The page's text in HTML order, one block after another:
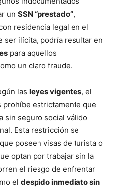
un SSN “prestado”,
residencia legal en el
ser ilícita, podría resultar en
para aquellos
un claro fraude.
las leyes vigentes, el
prohíbe estrictamente que
sin seguro social válido
Esta restricción se
poseen visas de turista o
optan por trabajar sin la
el riesgo de enfrentar
el despido inmediato sin